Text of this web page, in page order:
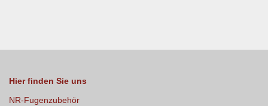
Hier finden Sie uns
NR-Fugenzubehör